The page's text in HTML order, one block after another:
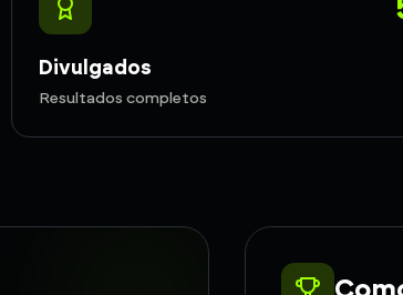
Divulgados
Resultados completos